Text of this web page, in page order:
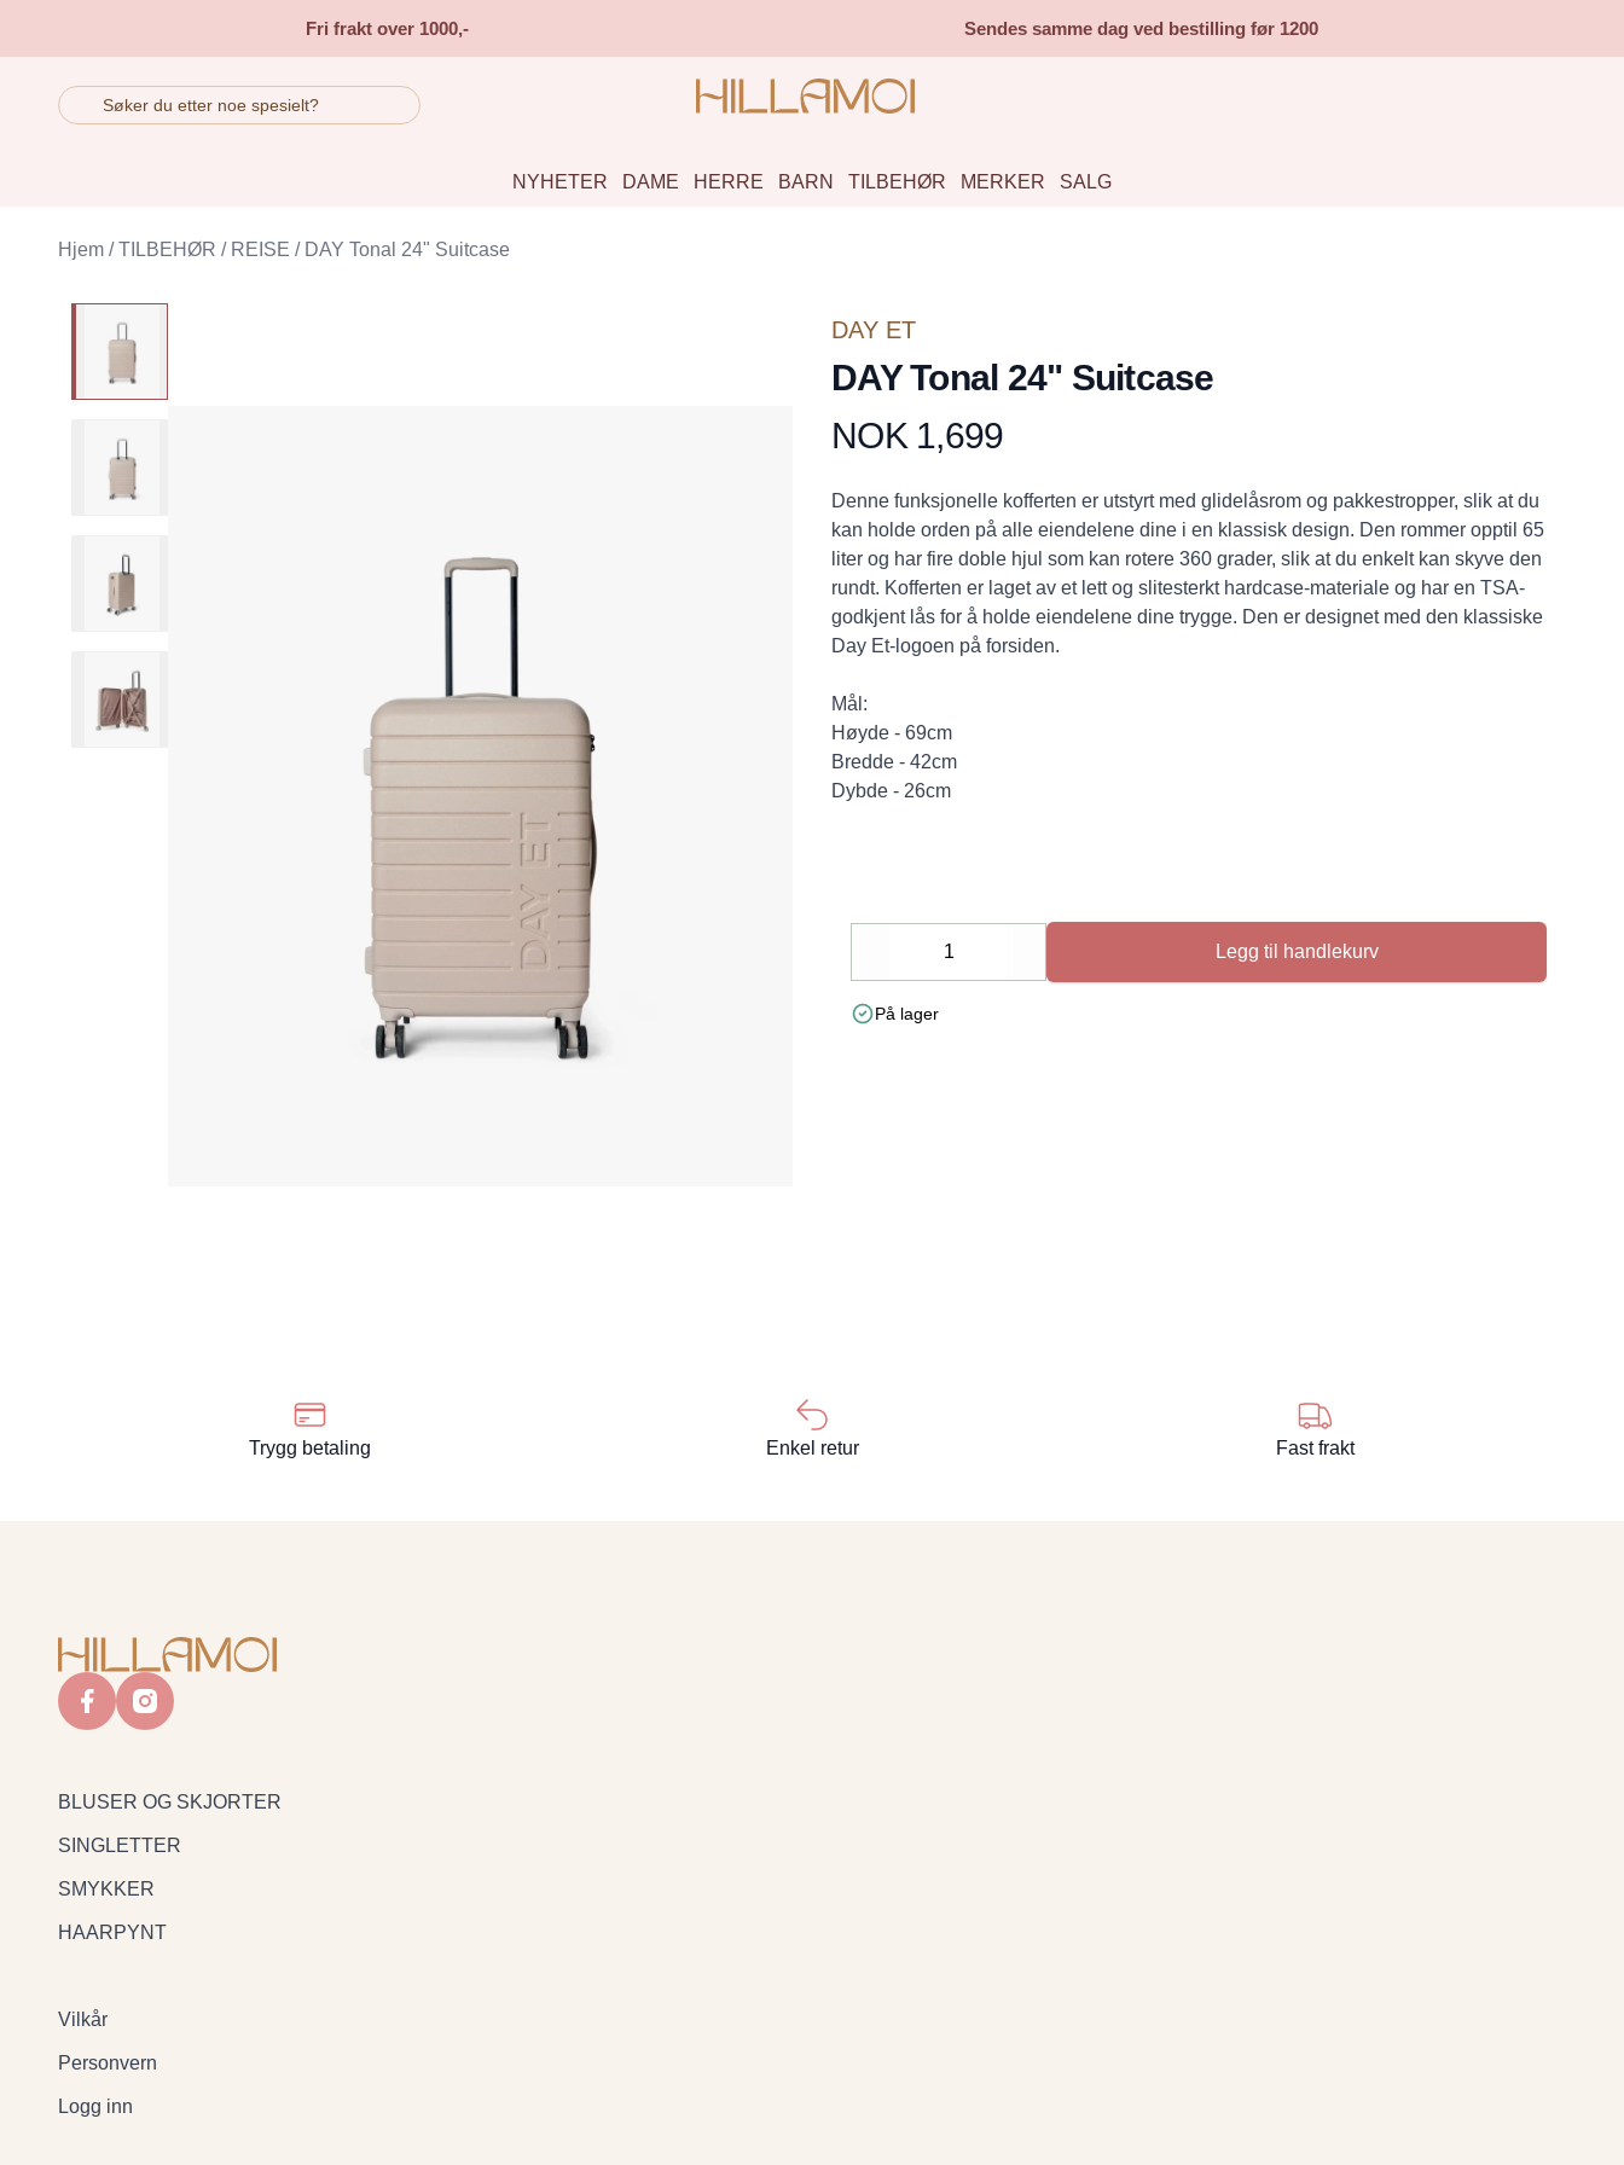
Fri frakt over 1000,- Sendes samme dag ved bestilling før 1200
NYHETER DAME HERRE BARN TILBEHØR MERKER SALG
Hjem / TILBEHØR / REISE / DAY Tonal 24" Suitcase
DAY ET
DAY Tonal 24" Suitcase
Produktdetaljer
NOK 1,699
Description
Denne funksjonelle kofferten er utstyrt med glidelåsrom og pakkestropper, slik at du
kan holde orden på alle eiendelene dine i en klassisk design. Den rommer opptil 65
liter og har fire doble hjul som kan rotere 360 grader, slik at du enkelt kan skyve den
rundt. Kofferten er laget av et lett og slitesterkt hardcase-materiale og har en TSA-
godkjent lås for å holde eiendelene dine trygge. Den er designet med den klassiske
Day Et-logoen på forsiden.
Mål:
Høyde - 69cm
Bredde - 42cm
Dybde - 26cm
Decrease
Legg til handlekurv
På lager
Trygg betaling Enkel retur Fast frakt
facebookinstagram
BLUSER OG SKJORTER
SINGLETTER
SMYKKER
HAARPYNT
Vilkår
Personvern
Logg inn